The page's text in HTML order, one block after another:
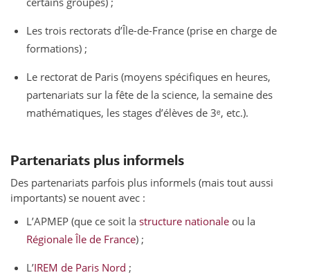
Les trois rectorats d’Île-de-France (prise en charge de
formations) ;
Le rectorat de Paris (moyens spécifiques en heures,
partenariats sur la fête de la science, la semaine des
mathématiques, les stages d’élèves de 3ᵉ, etc.).
Partenariats plus informels
Des partenariats parfois plus informels (mais tout aussi
importants) se nouent avec :
L’APMEP (que ce soit la structure nationaleou la
Régionale Île de France) ;
L’IREM de Paris Nord ;